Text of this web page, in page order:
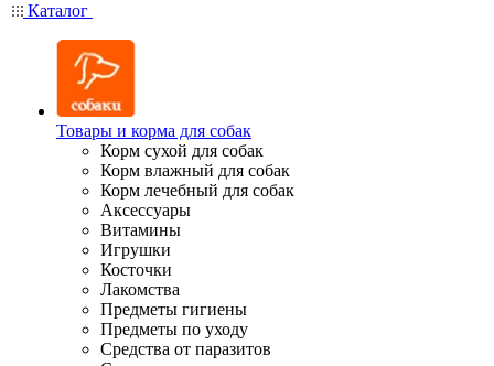
Каталог
Товары и корма для собак
Корм сухой для собак
Корм влажный для собак
Корм лечебный для собак
Аксессуары
Витамины
Игрушки
Косточки
Лакомства
Предметы гигиены
Предметы по уходу
Средства от паразитов